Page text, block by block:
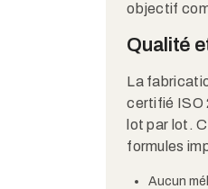
objectif
Qualité
La
certifié ISO
lot par lot.
formules
Aucun